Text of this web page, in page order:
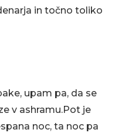
in točno toliko
upam pa, da se
v ashramu.Pot je
noc, ta noc pa